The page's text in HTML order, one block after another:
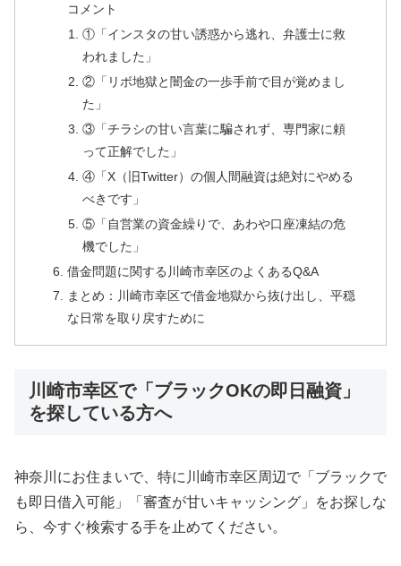
コメント
①「インスタの甘い誘惑から逃れ、弁護士に救
われました」
②「リボ地獄と闇金の一歩手前で目が覚めまし
た」
③「チラシの甘い言葉に騙されず、専門家に頼
って正解でした」
④「X（旧Twitter）の個人間融資は絶対にやめる
べきです」
⑤「自営業の資金繰りで、あわや口座凍結の危
機でした」
借金問題に関する川崎市幸区のよくあるQ&A
まとめ：川崎市幸区で借金地獄から抜け出し、平穏
な日常を取り戻すために
川崎市幸区で「ブラックOKの即日融資」
を探している方へ
神奈川にお住まいで、特に川崎市幸区周辺で「ブラックで
も即日借入可能」「審査が甘いキャッシング」をお探しな
ら、今すぐ検索する手を止めてください。